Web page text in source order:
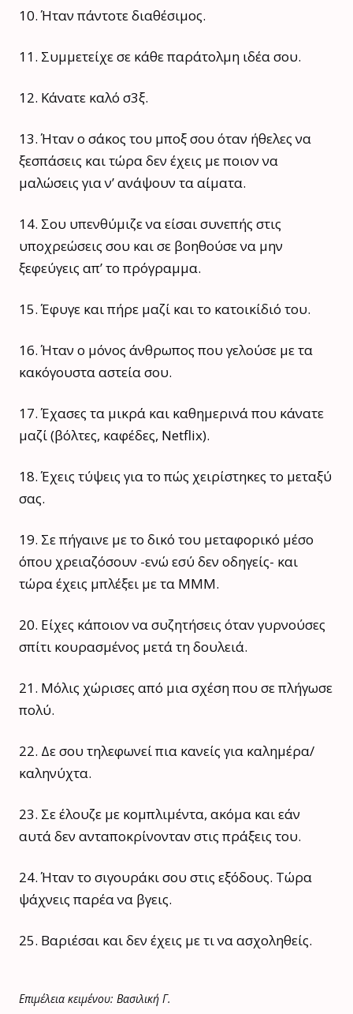
10. Ήταν πάντοτε διαθέσιμος.
11. Συμμετείχε σε κάθε παράτολμη ιδέα σου.
12. Κάνατε καλό σ3ξ.
13. Ήταν ο σάκος του μποξ σου όταν ήθελες να
ξεσπάσεις και τώρα δεν έχεις με ποιον να
μαλώσεις για ν’ ανάψουν τα αίματα.
14. Σου υπενθύμιζε να είσαι συνεπής στις
υποχρεώσεις σου και σε βοηθούσε να μην
ξεφεύγεις απ’ το πρόγραμμα.
15. Έφυγε και πήρε μαζί και το κατοικίδιό του.
16. Ήταν ο μόνος άνθρωπος που γελούσε με τα
κακόγουστα αστεία σου.
17. Έχασες τα μικρά και καθημερινά που κάνατε
μαζί (βόλτες, καφέδες, Netflix).
18. Έχεις τύψεις για το πώς χειρίστηκες το μεταξύ
σας.
19. Σε πήγαινε με το δικό του μεταφορικό μέσο
όπου χρειαζόσουν -ενώ εσύ δεν οδηγείς- και
τώρα έχεις μπλέξει με τα ΜΜΜ.
20. Είχες κάποιον να συζητήσεις όταν γυρνούσες
σπίτι κουρασμένος μετά τη δουλειά.
21. Μόλις χώρισες από μια σχέση που σε πλήγωσε
πολύ.
22. Δε σου τηλεφωνεί πια κανείς για καλημέρα/
καληνύχτα.
23. Σε έλουζε με κομπλιμέντα, ακόμα και εάν
αυτά δεν ανταποκρίνονταν στις πράξεις του.
24. Ήταν το σιγουράκι σου στις εξόδους. Τώρα
ψάχνεις παρέα να βγεις.
25. Βαριέσαι και δεν έχεις με τι να ασχοληθείς.
Επιμέλεια κειμένου: Βασιλική Γ.